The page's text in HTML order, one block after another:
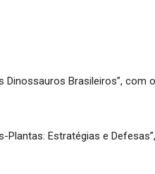
Dinossauros Brasileiros”, com
Plantas: Estratégias e